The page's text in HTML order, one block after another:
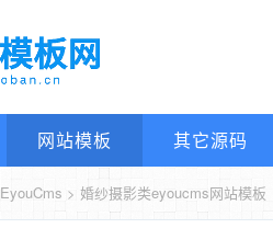
网站模板 其它源码
EyouCms > 婚纱摄影类eyoucms网站模板